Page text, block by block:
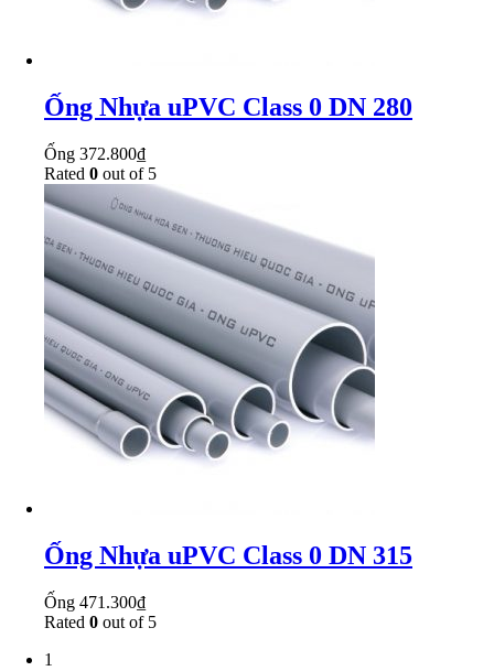
Ống Nhựa uPVC Class 0 DN 280
Ống 372.800₫
Rated 0 out of 5
Ống Nhựa uPVC Class 0 DN 315
Ống 471.300₫
Rated 0 out of 5
1